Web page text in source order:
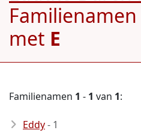
met E
Familienamen 1 - 1 van 1:
Eddy- 1